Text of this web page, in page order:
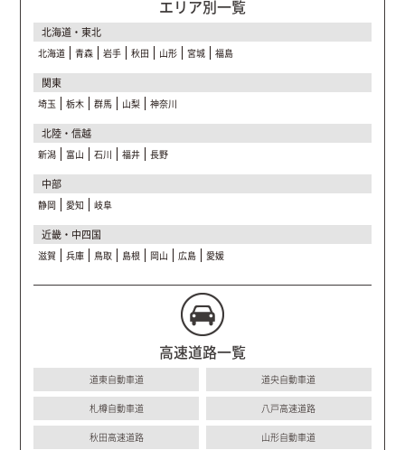
エリア別一覧
北海道・東北
北海道 青森 岩手 秋田 山形 宮城 福島
関東
埼玉 栃木 群馬 山梨 神奈川
北陸・信越
新潟 富山 石川 福井 長野
中部
静岡 愛知 岐阜
近畿・中四国
滋賀 兵庫 鳥取 島根 岡山 広島 愛媛
高速道路一覧
道東自動車道 道央自動車道
札樽自動車道 八戸高速道路
秋田高速道路 山形自動車道